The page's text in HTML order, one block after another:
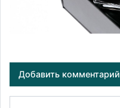
Добавить комментарий